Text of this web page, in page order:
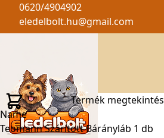
0620/4904902
eledelbolt.hu@gmail.com
Termék
Name
Teomann Szárított Bárányláb 1 db